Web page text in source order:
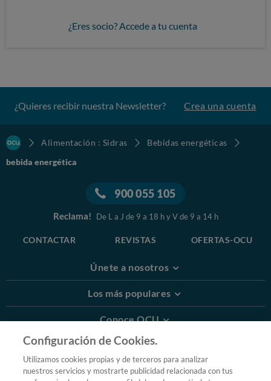
¿Eres socio? Accede a tu cuenta
¿Quieres recibir nuestra Newsletter? Crea una cuenta
Alimentación : Sidras
Bebidas energéticas
bebida energética
900 055 105
Reclama! De L a J de 9 a 18 h y V de 9 a 14 h
CONTACTAR REVISTAS OFERTAS-OCU
Únete a nosotros
Los más populares
Conoce OCU
Más Información
© 2026 OCU
Configuración de Cookies.
Utilizamos cookies propias y de terceros para analizar
nuestros servicios y mostrarte publicidad relacionada con tus